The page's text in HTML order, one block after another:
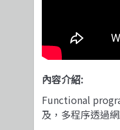
內容介紹:
Functional
及，多程序透過